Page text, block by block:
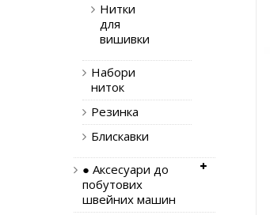
Нитки
для
вишивки
Набори
ниток
Резинка
Блискавки
● Аксесуари до
побутових
швейних машин